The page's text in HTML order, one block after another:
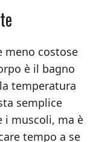
meno costose
è il bagno
temperatura
semplice
i muscoli, ma è
tempo a se